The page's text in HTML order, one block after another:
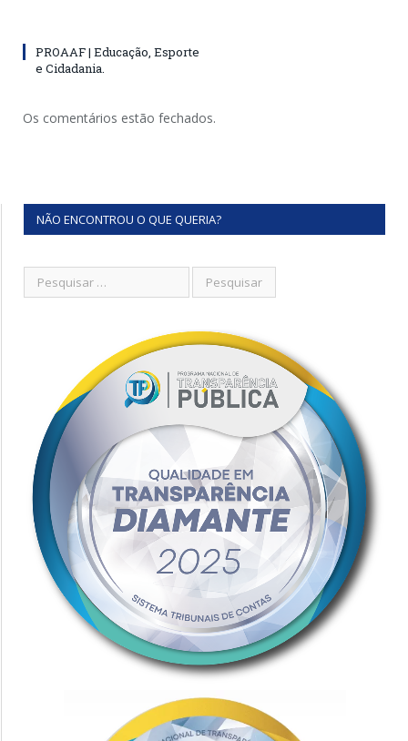
PROAAF | Educação, Esporte
e Cidadania.
Os comentários estão fechados.
NÃO ENCONTROU O QUE QUERIA?